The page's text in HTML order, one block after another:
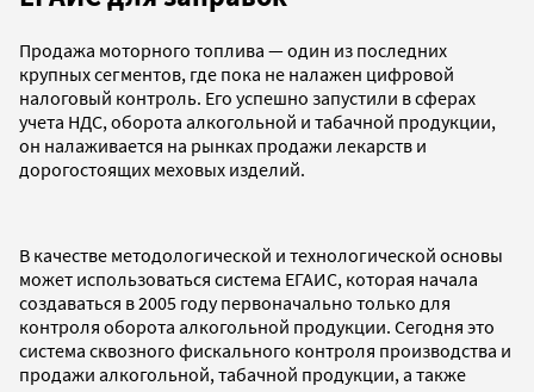
Продажа моторного топлива — один из последних
крупных сегментов, где пока не налажен цифровой
налоговый контроль. Его успешно запустили в сферах
учета НДС, оборота алкогольной и табачной продукции,
он налаживается на рынках продажи лекарств и
дорогостоящих меховых изделий.
В качестве методологической и технологической основы
может использоваться система ЕГАИС, которая начала
создаваться в 2005 году первоначально только для
контроля оборота алкогольной продукции. Сегодня это
система сквозного фискального контроля производства и
продажи алкогольной, табачной продукции, а также